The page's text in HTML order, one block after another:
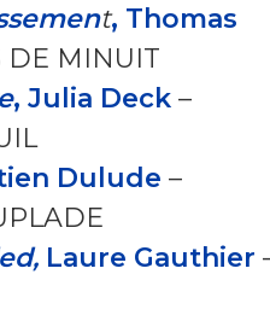
t, Thomas
DE MINUIT
, Julia Deck –
Dulude –
Laure Gauthier